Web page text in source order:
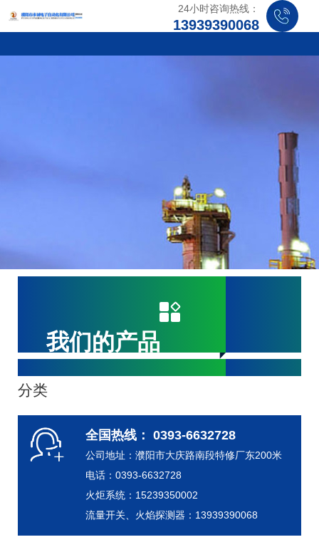
24小时咨询热线：
13939390068
我们的产品
分类
全国热线： 0393-6632728
公司地址：濮阳市大庆路南段特修厂东200米
电话：0393-6632728
火炬系统：15239350002
流量开关、火焰探测器：13939390068